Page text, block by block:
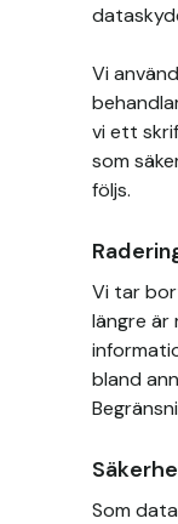
Vi
vi ett
som
följs.
Vi tar
längre
bland
Som